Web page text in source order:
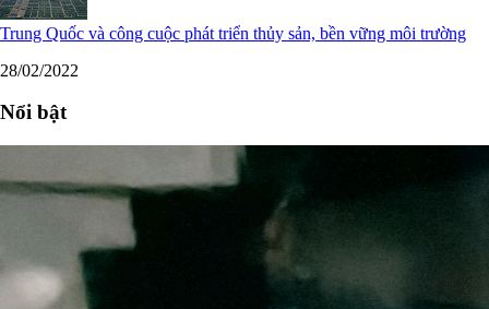
Trung Quốc và công cuộc phát triển thủy sản, bền vững môi trường
28/02/2022
Nổi bật